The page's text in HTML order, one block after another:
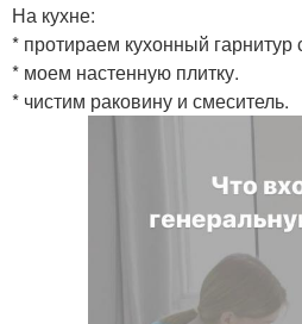
На кухне:
* протираем кухонный гарнитур
* моем настенную плитку.
* чистим раковину и смеситель.